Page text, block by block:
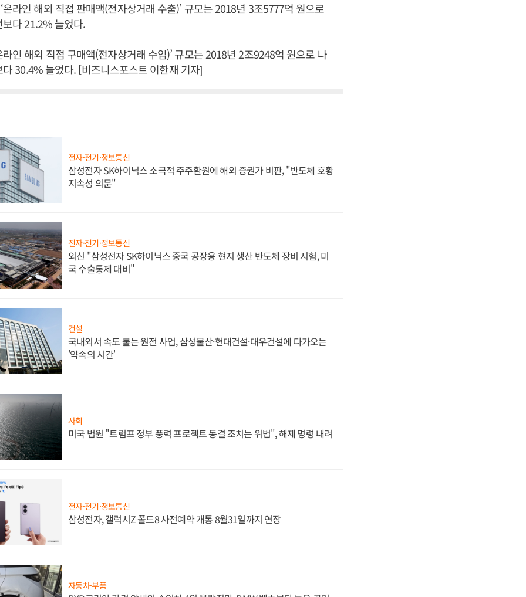
온라인 해외 직접 판매액(전자상거래 수출)’ 규모는 2018년 3조5777억 원으로
다 21.2% 늘었다.
라인 해외 직접 구매액(전자상거래 수입)’ 규모는 2018년 2조9248억 원으로 나
30.4% 늘었다. [비즈니스포스트 이한재 기자]
전자·전기·정보통신
삼성전자 SK하이닉스 소극적 주주환원에 해외 증권가 비판, "반도체 호황
지속성 의문"
전자·전기·정보통신
외신 "삼성전자 SK하이닉스 중국 공장용 현지 생산 반도체 장비 시험, 미
국 수출통제 대비"
건설
국내외서 속도 붙는 원전 사업, 삼성물산·현대건설·대우건설에 다가오는
'약속의 시간'
사회
미국 법원 "트럼프 정부 풍력 프로젝트 동결 조치는 위법", 해제 명령 내려
전자·전기·정보통신
삼성전자, 갤럭시Z 폴드8 사전예약 개통 8월31일까지 연장
자동차·부품